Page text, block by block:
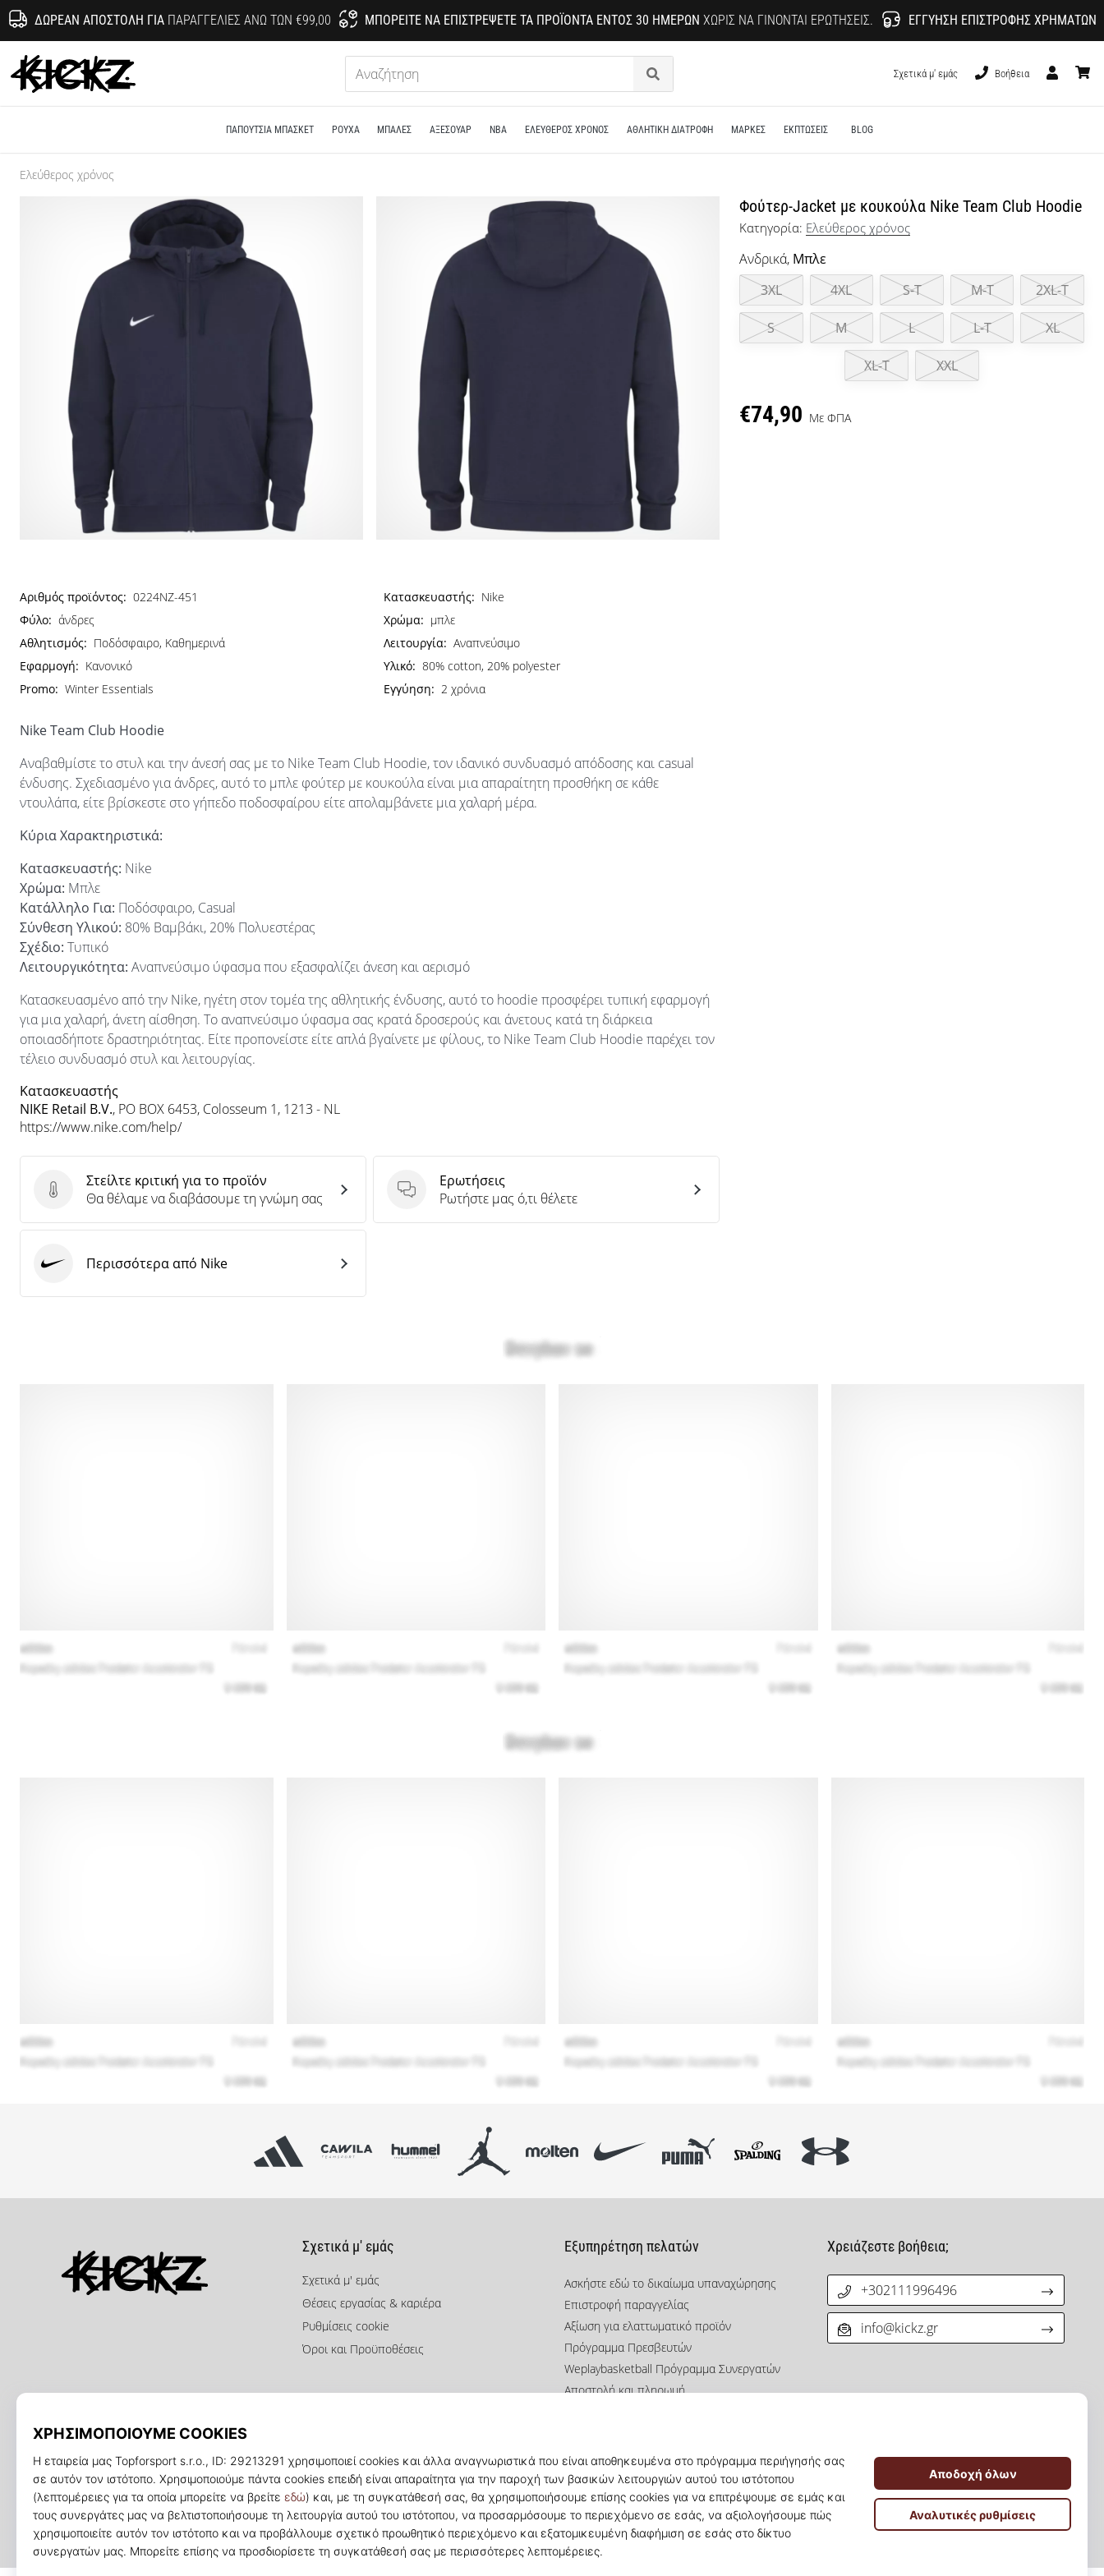
ΔΩΡΕΆΝ ΑΠΟΣΤΟΛΉ ΓΙΑΠΑΡΑΓΓΕΛΊΕΣ ΆΝΩ ΤΩΝ €99,00 ΜΠΟΡΕΊΤΕ ΝΑ ΕΠΙΣΤΡΈΨΕΤΕ ΤΑ ΠΡΟΪΌΝΤΑ ΕΝΤΌΣ 30 ΗΜΕΡΏΝ ΧΩΡΊΣ ΝΑ ΓΊΝΟΝΤΑΙ ΕΡΩΤΉΣΕΙΣ. ΕΓΓΎΗΣΗ ΕΠΙΣΤΡΟΦΉΣ ΧΡΗΜΆΤΩΝ
KICKZ.gr
Αναζήτηση
Σχετικά μ' εμάς
Βοήθεια
ΠΑΠΟΎΤΣΙΑ ΜΠΆΣΚΕΤ ΡΟΎΧΑ ΜΠΑΛΕΣ ΑΞΕΣΟΥΑΡ NBA ΕΛΕΥΘΕΡΟΣ ΧΡΟΝΟΣ ΑΘΛΗΤΙΚΗ ΔΙΑΤΡΟΦΗ ΜΑΡΚΕΣ ΕΚΠΤΩΣΕΙΣ BLOG
Ελεύθερος χρόνος
Φούτερ-Jacket με κουκούλα Nike Team Club Hoodie
Κατηγορία: Ελεύθερος χρόνος
Ανδρικά, Μπλε
3XL
4XL S-T M-T 2XL-T
S M L L-T XL
XL-T XXL
€74,90 Με ΦΠΑ
Αριθμός προϊόντος: 0224NZ-451 Κατασκευαστής: Nike
Φύλο: άνδρες Χρώμα: μπλε
Αθλητισμός: Ποδόσφαιρο, Καθημερινά Λειτουργία: Αναπνεύσιμο
Εφαρμογή: Κανονικό Υλικό: 80% cotton, 20% polyester
Promo: Winter Essentials Εγγύηση: 2 χρόνια
Nike Team Club Hoodie
Αναβαθμίστε το στυλ και την άνεσή σας με το Nike Team Club Hoodie, τον ιδανικό συνδυασμό απόδοσης και casual
ένδυσης. Σχεδιασμένο για άνδρες, αυτό το μπλε φούτερ με κουκούλα είναι μια απαραίτητη προσθήκη σε κάθε
ντουλάπα, είτε βρίσκεστε στο γήπεδο ποδοσφαίρου είτε απολαμβάνετε μια χαλαρή μέρα.
Κύρια Χαρακτηριστικά:
Κατασκευαστής: Nike
Χρώμα: Μπλε
Κατάλληλο Για: Ποδόσφαιρο, Casual
Σύνθεση Υλικού: 80% Βαμβάκι, 20% Πολυεστέρας
Σχέδιο: Τυπικό
Λειτουργικότητα: Αναπνεύσιμο ύφασμα που εξασφαλίζει άνεση και αερισμό
Κατασκευασμένο από την Nike, ηγέτη στον τομέα της αθλητικής ένδυσης, αυτό το hoodie προσφέρει τυπική εφαρμογή
για μια χαλαρή, άνετη αίσθηση. Το αναπνεύσιμο ύφασμα σας κρατά δροσερούς και άνετους κατά τη διάρκεια
οποιασδήποτε δραστηριότητας. Είτε προπονείστε είτε απλά βγαίνετε με φίλους, το Nike Team Club Hoodie παρέχει τον
τέλειο συνδυασμό στυλ και λειτουργίας.
Κατασκευαστής
NIKE Retail B.V., PO BOX 6453, Colosseum 1, 1213 - NL
https://www.nike.com/help/
Στείλτε κριτική για το προϊόν
Στείλτε κριτική για το προϊόν
Θα θέλαμε να διαβάσουμε τη γνώμη σας
Ερωτήσεις
Ερωτήσεις
Ρωτήστε μας ό,τι θέλετε
Nike Περισσότερα από Nike
Σχετικά μ' εμάς
Σχετικά μ' εμάς
Θέσεις εργασίας & καριέρα
Ρυθμίσεις cookie
Όροι και Προϋποθέσεις
Εξυπηρέτηση πελατών
Ασκήστε εδώ το δικαίωμα υπαναχώρησης
Επιστροφή παραγγελίας
Αξίωση για ελαττωματικό προϊόν
Πρόγραμμα Πρεσβευτών
Weplaybasketball Πρόγραμμα Συνεργατών
Αποστολή και πληρωμή
Συχνές ερωτήσεις
Πολιτική απορρήτου
Χρειάζεστε βοήθεια;
+302111996496
info@kickz.gr
© 2010 – 2026 KICKZ.gr